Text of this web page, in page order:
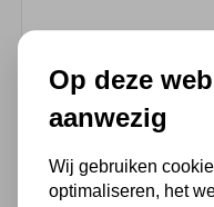
Voor 16.00
verzonden
548 51 75 75
Op deze
aanwezig
Wij gebruiken
optimaliseren, het